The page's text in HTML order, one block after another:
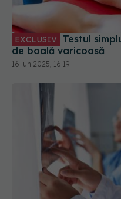
EXCLUSIV
de boală varicoasă
16 iun 2025, 16:19